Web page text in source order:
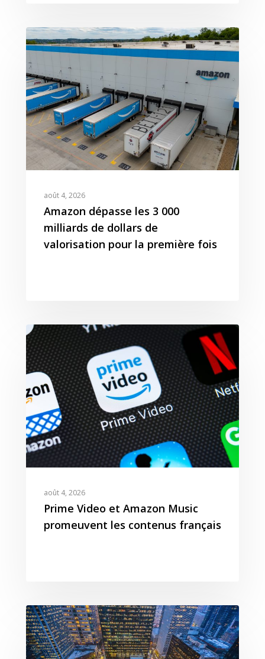
août 4, 2026
Amazon dépasse les 3 000
milliards de dollars de
valorisation pour la première fois
août 4, 2026
Prime Video et Amazon Music
promeuvent les contenus français
Reporting
Gestion des Reviews
Presse
Agence Amazon Ads
Partner
Amazon Advertising
Livres Blanc
Nos Podcasts
Nos Vidéos
Contact
Krooga SAS
38 Avenue de Saxe, 69006
T:+ 33 04 78 52 38 15